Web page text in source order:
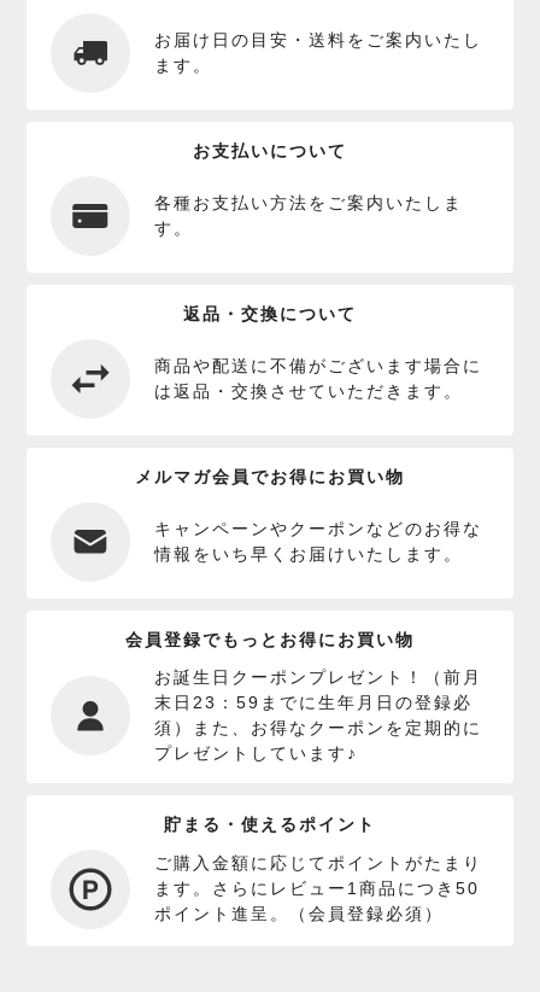
お届け日の目安・送料をご案内いたし
ます。
お支払いについて
各種お支払い方法をご案内いたしま
す。
返品・交換について
商品や配送に不備がございます場合に
は返品・交換させていただきます。
メルマガ会員でお得にお買い物
キャンペーンやクーポンなどのお得な
情報をいち早くお届けいたします。
会員登録でもっとお得にお買い物
お誕生日クーポンプレゼント！（前月
末日23：59までに生年月日の登録必
須）また、お得なクーポンを定期的に
プレゼントしています♪
貯まる・使えるポイント
ご購入金額に応じてポイントがたまり
ます。さらにレビュー1商品につき50
ポイント進呈。（会員登録必須）